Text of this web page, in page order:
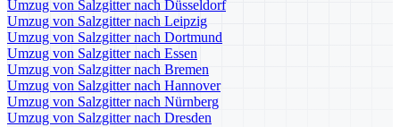
Umzug von Salzgitter nach Düsseldorf
Umzug von Salzgitter nach Leipzig
Umzug von Salzgitter nach Dortmund
Umzug von Salzgitter nach Essen
Umzug von Salzgitter nach Bremen
Umzug von Salzgitter nach Hannover
Umzug von Salzgitter nach Nürnberg
Umzug von Salzgitter nach Dresden